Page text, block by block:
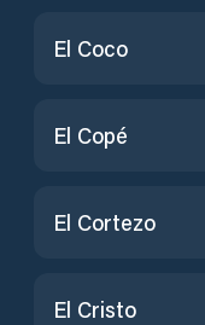
El Coco
El Copé
El Cortezo
El Cristo